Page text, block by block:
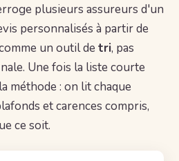
plusieurs assureurs d'un
personnalisés à partir de
un outil de tri, pas
Une fois la liste courte
méthode : on lit chaque
et carences compris,
ce soit.